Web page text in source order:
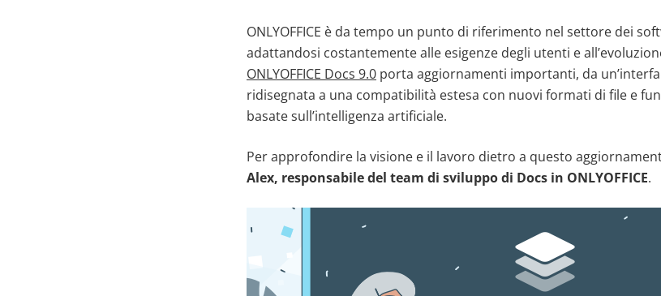
ONLYOFFICE è da tempo un punto di riferimento nel settore dei
adattandosi costantemente alle esigenze degli utenti e
ONLYOFFICE Docs 9.0 porta aggiornamenti importanti, da
ridisegnata a una compatibilità estesa con nuovi formati di file e
basate sull’intelligenza artificiale.
Per approfondire la visione e il lavoro dietro a questo
Alex, responsabile del team di sviluppo di Docs in ONLYOFFICE.